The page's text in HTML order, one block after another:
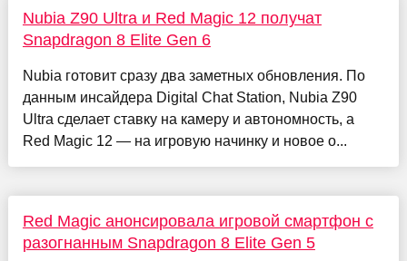
Nubia Z90 Ultra и Red Magic 12 получат
Snapdragon 8 Elite Gen 6
Nubia готовит сразу два заметных обновления. По
данным инсайдера Digital Chat Station, Nubia Z90
Ultra сделает ставку на камеру и автономность, а
Red Magic 12 — на игровую начинку и новое о...
Red Magic анонсировала игровой смартфон с
разогнанным Snapdragon 8 Elite Gen 5